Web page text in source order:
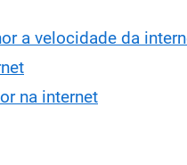
a velocidade da
na internet